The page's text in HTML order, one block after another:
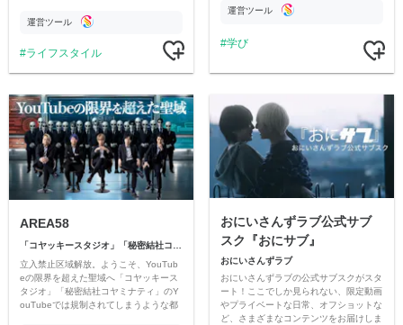
ただいています。
運営ツール
ライフスタイル
す運営ツール
学び
AREA58
立入禁止区域解放。ようこそ、YouTub
eの限界を超えた聖域へ「コヤッキース
タジオ」「秘密結社コヤミナティ」のY
ouTubeでは規制されてしまうような都
おにいさんずラブ公式サブ
スク『おにサブ』
おにいさんずラブ
おにいさんずラブの公式サブスクがスタ
ート！ここでしか見られない、限定動画
やプライベートな日常、オフショットな
ど、さまざまなコンテンツをお届けしま